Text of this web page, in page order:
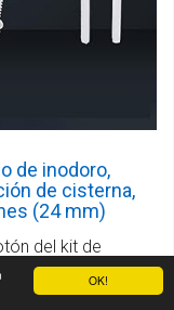
OK!
de inodoro,
de cisterna,
(24 mm)
del kit de
lo que